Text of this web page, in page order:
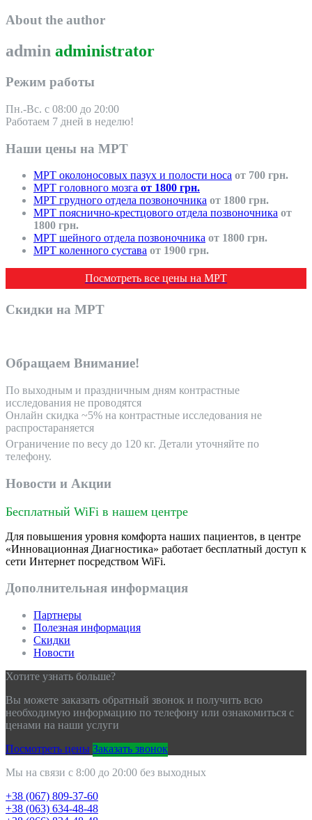
About the author
admin administrator
Режим работы
Пн.-Вс. с 08:00 до 20:00
Работаем 7 дней в неделю!
Наши цены на МРТ
МРТ околоносовых пазух и полости носа от 700 грн.
МРТ головного мозга от 1800 грн.
МРТ грудного отдела позвоночника от 1800 грн.
МРТ пояснично-крестцового отдела позвоночника от
1800 грн.
МРТ шейного отдела позвоночника от 1800 грн.
МРТ коленного сустава от 1900 грн.
Посмотреть все цены на МРТ
Скидки на МРТ
Обращаем Внимание!
По выходным и праздничным дням контрастные
исследования не проводятся
Oнлайн скидка ~5% на контрастные исследования не
распростараняется
Ограничение по весу до 120 кг. Детали уточняйте по
телефону.
Новости и Акции
Бесплатный WiFi в нашем центре
Для повышения уровня комфорта наших пациентов, в центре
«Инновационная Диагностика» работает бесплатный доступ к
сети Интернет посредством WiFi.
Дополнительная информация
Партнеры
Полезная информация
Скидки
Новости
Хотите узнать больше?
Вы можете заказать обратный звонок и получить всю
необходимую информацию по телефону или ознакомиться с
ценами на наши услуги
Посмотреть цены Заказать звонок
Мы на связи с 8:00 до 20:00 без выходных
+38 (067) 809-37-60
+38 (063) 634-48-48